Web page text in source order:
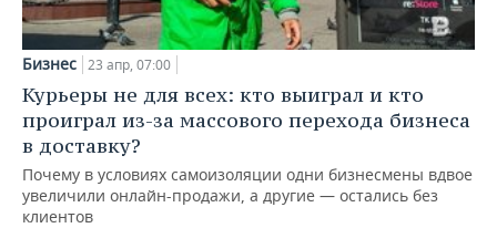
Бизнес 23 апр, 07:00
Курьеры не для всех: кто выиграл и кто
проиграл из-за массового перехода бизнеса
в доставку?
Почему в условиях самоизоляции одни бизнесмены вдвое
увеличили онлайн-продажи, а другие — остались без
клиентов